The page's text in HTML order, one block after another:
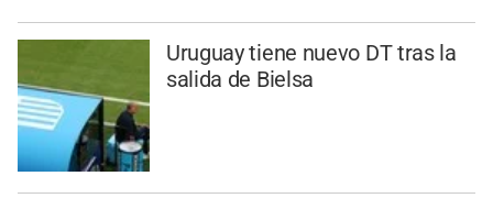
Uruguay tiene nuevo DT tras la
salida de Bielsa